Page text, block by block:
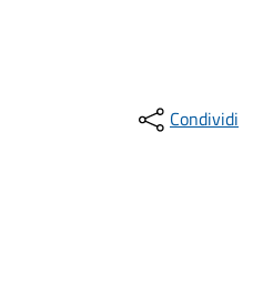
Condividi